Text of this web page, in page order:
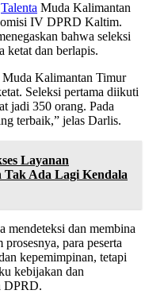
Talenta Muda Kalimantan
IV DPRD Kaltim.
bahwa seleksi
ketat dan berlapis.
Muda Kalimantan Timur
Seleksi pertama diikuti
jadi 350 orang. Pada
terbaik,” jelas Darlis.
Layanan
Tak Ada Lagi Kendala
mendeteksi dan membina
para peserta
kepemimpinan, tetapi
kebijakan dan
DPRD.